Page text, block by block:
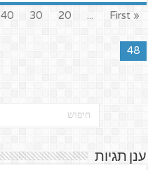
« First
...
20
30
40
48
ענן תגיות